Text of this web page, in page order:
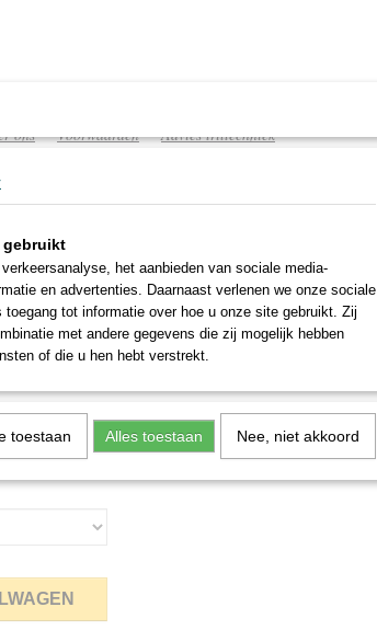
ons Voorwaarden Advies triltechniek
TRILTAFELS
in
gebruikt
het aanbieden van sociale media-
en advertenties. Daarnaast verlenen we onze sociale
tot informatie over hoe u onze site gebruikt. Zij
met andere gegevens die zij mogelijk hebben
of die u hen hebt verstrekt.
toestaan Alles toestaan Nee, niet akkoord